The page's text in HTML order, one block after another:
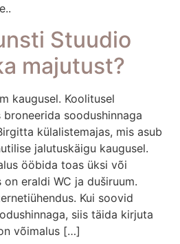
Stuudio
majutust?
kaugusel. Koolitusel
soodushinnaga
külalistemajas, mis asub
jalutuskäigu kaugusel.
ööbida toas üksi või
eraldi WC ja duširuum.
Kui soovid
siis täida kirjuta
võimalus […]